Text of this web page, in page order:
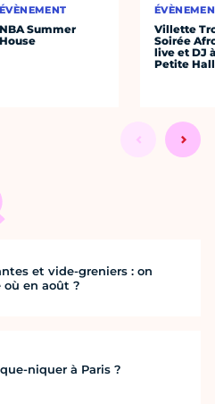
ÉVÈNEMENT
NBA Summer
House
Villette
Soirée
live et DJ
Petite
et vide-greniers : on
où en août ?
niquer à Paris ?